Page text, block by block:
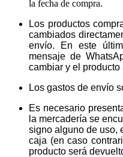
la fecha de compra.
Los productos
cambiados
envío. En este
mensaje de
cambiar y el producto
Los gastos de envío
Es necesario
la mercadería se
signo alguno de uso,
caja (en caso
producto será